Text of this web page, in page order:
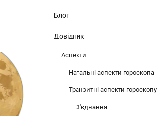
Блог
Довідник
Аспекти
Натальні аспекти гороскопа
Транзитні аспекти гороскопу
З'єднання